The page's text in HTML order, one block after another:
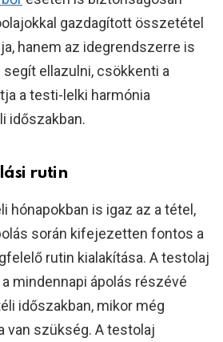
gazdagított összetétel
hanem az idegrendszerre is
ellazulni, csökkenti a
a testi-lelki harmónia
időszakban.
rutin
hónapokban is igaz az a tétel,
során kifejezetten fontos a
rutin kialakítása. A testolaj
mindennapi ápolás részévé
időszakban, mikor még
van szükség. A testolaj